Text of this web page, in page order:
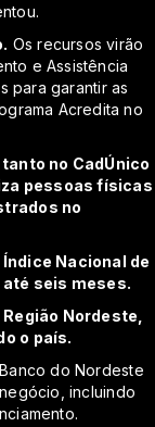
Os recursos virão
e Assistência
para garantir as
Acredita no
no CadÚnico
pessoas físicas
no
Nacional de
até seis meses.
Nordeste,
o país.
do Nordeste
incluindo